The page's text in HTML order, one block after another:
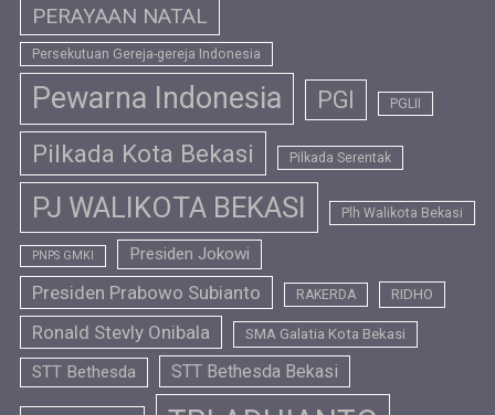
PERAYAAN NATAL
Persekutuan Gereja-gereja Indonesia
Pewarna Indonesia PGI PGLII
Pilkada Kota Bekasi Pilkada Serentak
PJ WALIKOTA BEKASI Plh Walikota Bekasi
PNPS GMKI Presiden Jokowi
Presiden Prabowo Subianto RAKERDA RIDHO
Ronald Stevly Onibala SMA Galatia Kota Bekasi
STT Bethesda STT Bethesda Bekasi